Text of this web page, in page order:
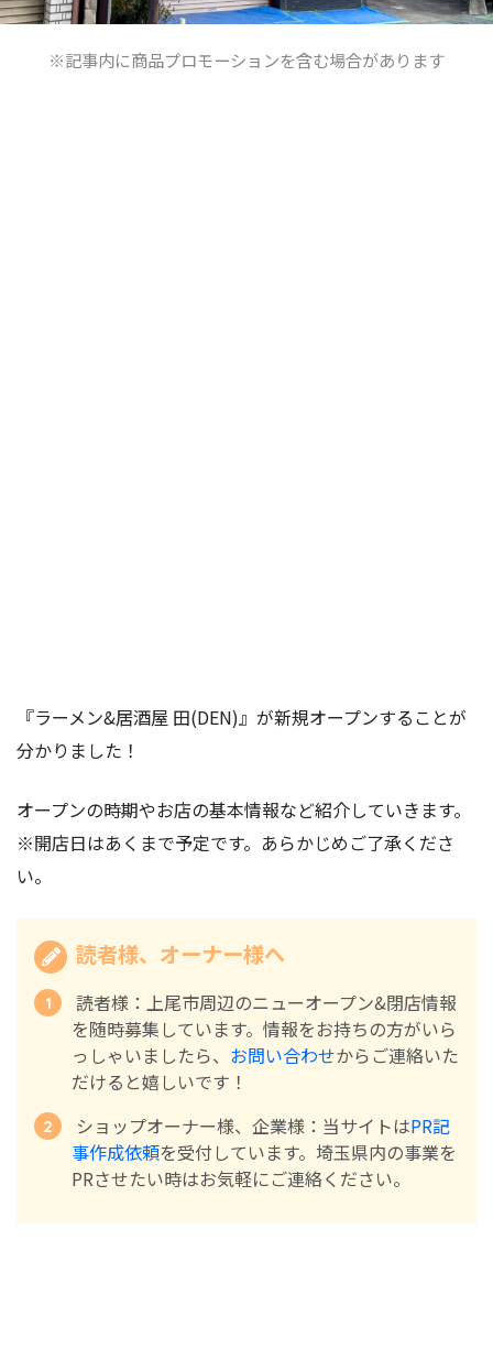
※記事内に商品プロモーションを含む場合があります
『ラーメン&居酒屋 田(DEN)』が新規オープンすることが
分かりました！
オープンの時期やお店の基本情報など紹介していきます。
※開店日はあくまで予定です。あらかじめご了承くださ
い。
読者様、オーナー様へ
読者様：上尾市周辺のニューオープン&閉店情報
を随時募集しています。情報をお持ちの方がいら
っしゃいましたら、 お問い合わせからご連絡いた
だけると嬉しいです！
ショップオーナー様、企業様：当サイトはPR記
事作成依頼を受付しています。埼玉県内の事業を
PRさせたい時はお気軽にご連絡ください。